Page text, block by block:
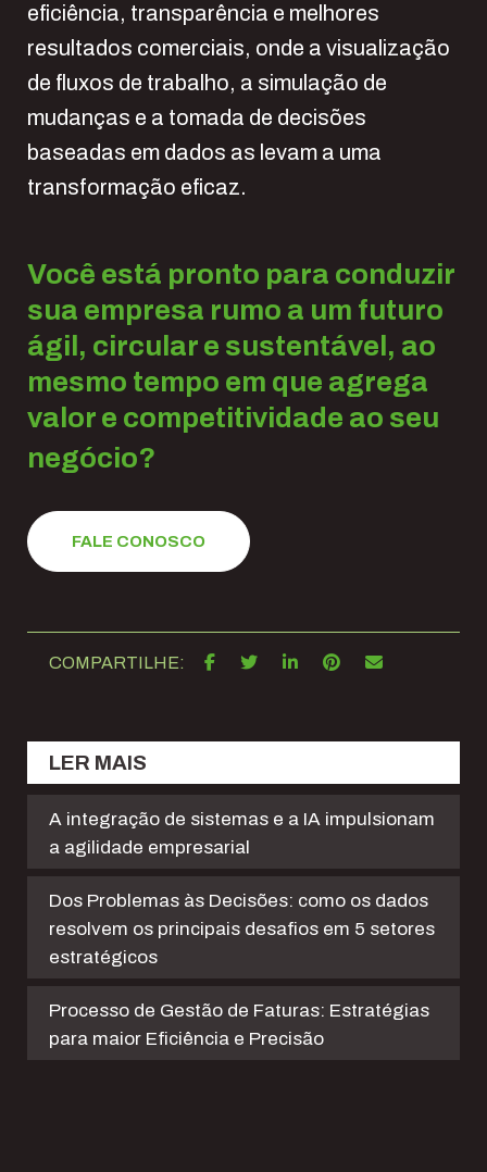
eficiência, transparência e melhores
resultados comerciais, onde a visualização
de fluxos de trabalho, a simulação de
mudanças e a tomada de decisões
baseadas em dados as levam a uma
transformação eficaz.
Você está pronto para conduzir
sua empresa rumo a um futuro
ágil, circular e sustentável, ao
mesmo tempo em que agrega
valor e competitividade ao seu
negócio?
FALE CONOSCO
COMPARTILHE:
LER MAIS
A integração de sistemas e a IA impulsionam
a agilidade empresarial
Dos Problemas às Decisões: como os dados
resolvem os principais desafios em 5 setores
estratégicos
Processo de Gestão de Faturas: Estratégias
para maior Eficiência e Precisão